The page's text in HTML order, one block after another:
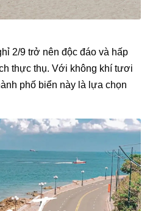
2/9 trở nên độc đáo và hấp
thực thụ. Với không khí tươi
phố biển này là lựa chọn